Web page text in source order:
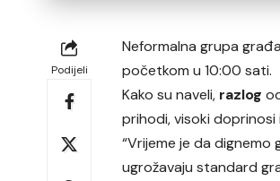
Podijeli
Neformalna grupa
početkom u 10:00 sati.
Kako su naveli, razlog
prihodi, visoki
“Vrijeme je da
ugrožavaju standard